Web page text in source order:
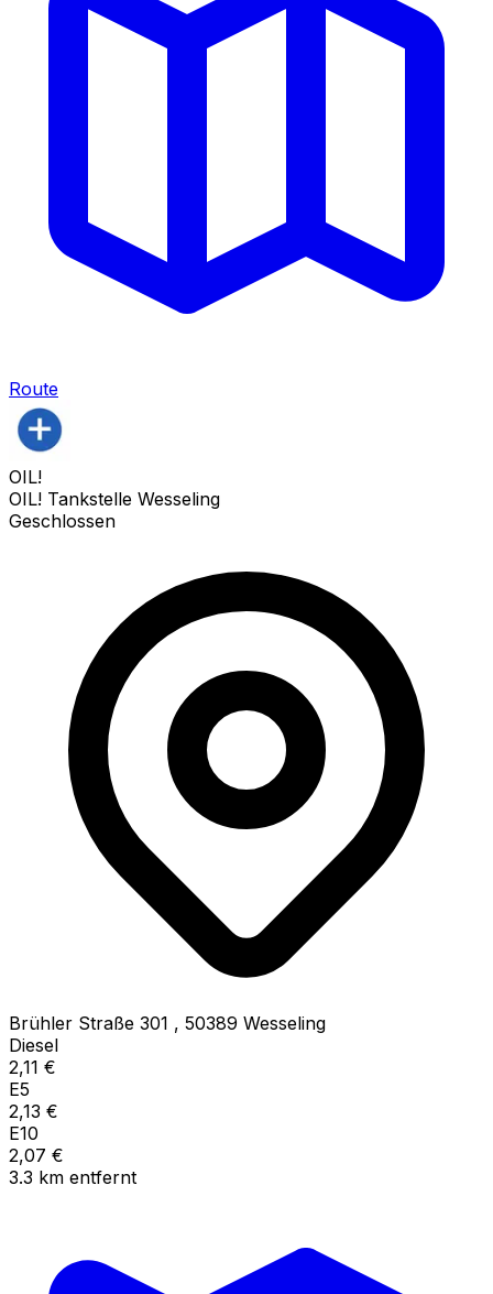
Route
OIL!
OIL! Tankstelle Wesseling
Geschlossen
Brühler Straße 301 , 50389 Wesseling
Diesel
2,11 €
E5
2,13 €
E10
2,07 €
3.3 km entfernt